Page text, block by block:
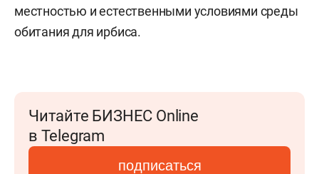
местностью и естественными условиями среды
обитания для ирбиса.
Читайте БИЗНЕС Online
в Telegram
подписаться